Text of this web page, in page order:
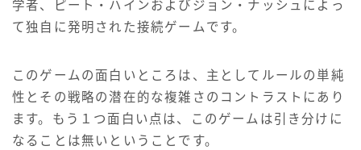
学者、ピート・ハインおよびジョン・ナッシュによっ
て独自に発明された接続ゲームです。
このゲームの面白いところは、主としてルールの単純
性とその戦略の潜在的な複雑さのコントラストにあり
ます。もう１つ面白い点は、このゲームは引き分けに
なることは無いということです。